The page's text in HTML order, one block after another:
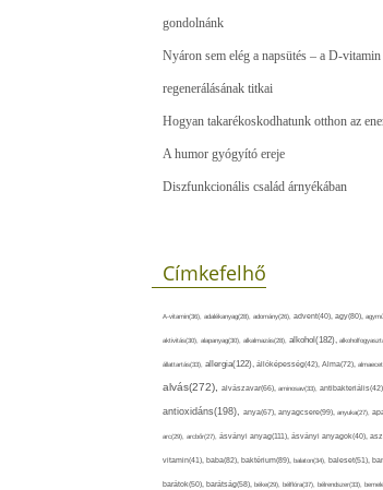
gondolnánk
Nyáron sem elég a napsütés – a D-
regenerálásának titkai
Hogyan takarékoskodhatunk otthon az
A humor gyógyító ereje
Diszfunkcionális család árnyékában
Címkefelhő
A-vitamin(36), adalékanyag(28), adomány(26), advent(40), agy(80),
aktivitás(30), alapanyag(30), alkalmazás(28), alkohol(182),
állattartás(33), allergia(122), állóképesség(42), Alma(72),
alvás(272), alvászavar(66), aminosav(33), antibakteriális(42),
antioxidáns(198), anya(67), anyagcsere(99), anyuka(27),
arc(29), arcbőr(27), ásványi anyag(111), ásványi anyagok(40),
vitamin(41), baba(82), baktérium(89), balaton(34), baleset(51),
barátok(50), barátság(58), béke(29), bélflóra(37), bélrendszer(33),